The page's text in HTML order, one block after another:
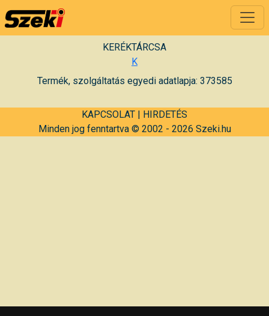
KERÉKTÁRCSA
K
Termék, szolgáltatás egyedi adatlapja: 373585
KAPCSOLAT | HIRDETÉS
Minden jog fenntartva © 2002 - 2026 Szeki.hu